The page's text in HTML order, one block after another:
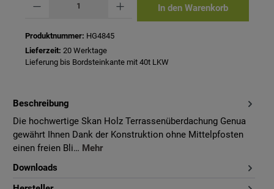
In den Warenkorb
Produktnummer: HG4845
Lieferzeit: 20 Werktage
Lieferung bis Bordsteinkante mit 40t LKW
Beschreibung
Die hochwertige Skan Holz Terrassenüberdachung Genua
gewährt Ihnen Dank der Konstruktion ohne Mittelpfosten
einen freien Bli… Mehr
Downloads